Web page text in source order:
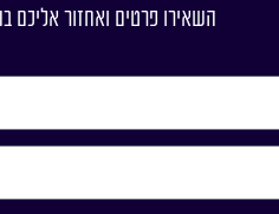
השאירו פרטים ואחזור אליכם